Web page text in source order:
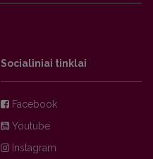
Socialiniai tinklai
Facebook
Youtube
Instagram